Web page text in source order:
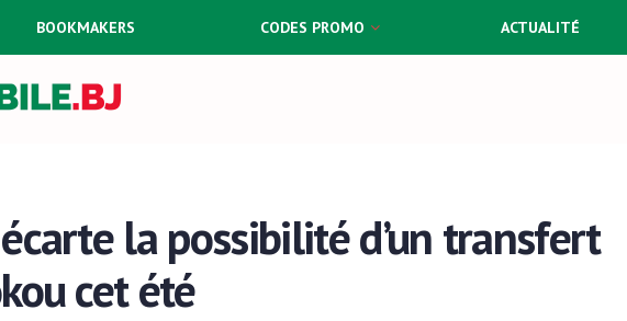
BOOKMAKERS CODES PROMO ACTUALITÉ
la possibilité d’un transfert
cet été